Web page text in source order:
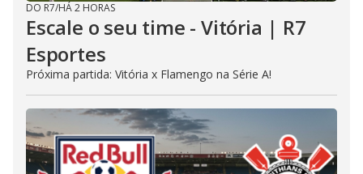
DO R7/HÁ 2 HORAS
Escale o seu time - Vitória | R7
Esportes
Próxima partida: Vitória x Flamengo na Série A!